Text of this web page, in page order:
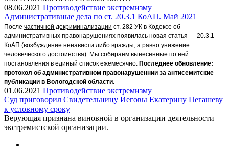
08.06.2021 Противодействие экстремизму
Административные дела по ст. 20.3.1 КоАП. Май 2021
После частичной декриминализации ст. 282 УК в Кодексе об
административных правонарушениях появилась новая статья — 20.3.1
КоАП (возбуждение ненависти либо вражды, а равно унижение
человеческого достоинства). Мы собираем вынесенные по ней
постановления в единый список ежемесячно. Последнее обновление:
протокол об административном правонарушеннии за антисемитские
публикации в Вологодской области.
01.06.2021 Противодействие экстремизму
Суд приговорил Свидетельницу Иеговы Екатерину Пегашеву
к условному сроку
Верующая признана виновной в организации деятельности
экстремистской организации.